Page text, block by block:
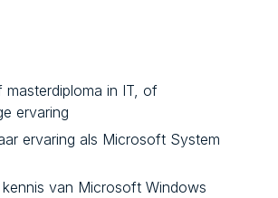
masterdiploma in IT, of
ervaring
ervaring als Microsoft System
kennis van Microsoft Windows